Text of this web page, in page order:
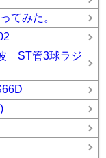
てみた。
ST管3球ラジ